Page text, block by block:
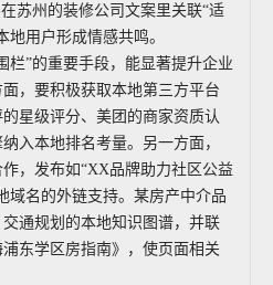
苏州的装修公司文案里关联“适
地用户形成情感共鸣。
栏”的重要手段，能显著提升企业
，要积极获取本地第三方平台
星级评分、美团的商家资质认
入本地排名考量。另一方面，
，发布如“XX品牌助力社区公益
域名的外链支持。某房产中介品
通规划的本地知识图谱，并联
东学区房指南》，使页面相关